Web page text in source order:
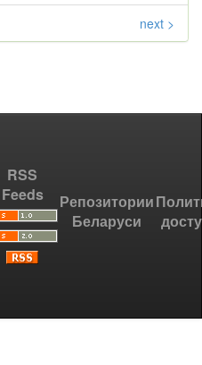
next >
RSS
Feeds
Репозитории
Беларуси